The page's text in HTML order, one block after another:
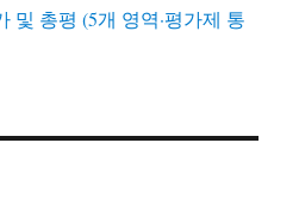
및 총평 (5개 영역·평가제 통